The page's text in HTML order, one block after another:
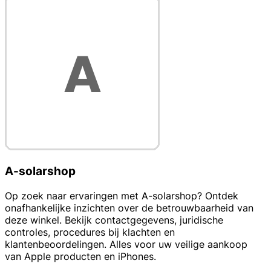
A-solarshop
Op zoek naar ervaringen met A-solarshop? Ontdek
onafhankelijke inzichten over de betrouwbaarheid van
deze winkel. Bekijk contactgegevens, juridische
controles, procedures bij klachten en
klantenbeoordelingen. Alles voor uw veilige aankoop
van Apple producten en iPhones.